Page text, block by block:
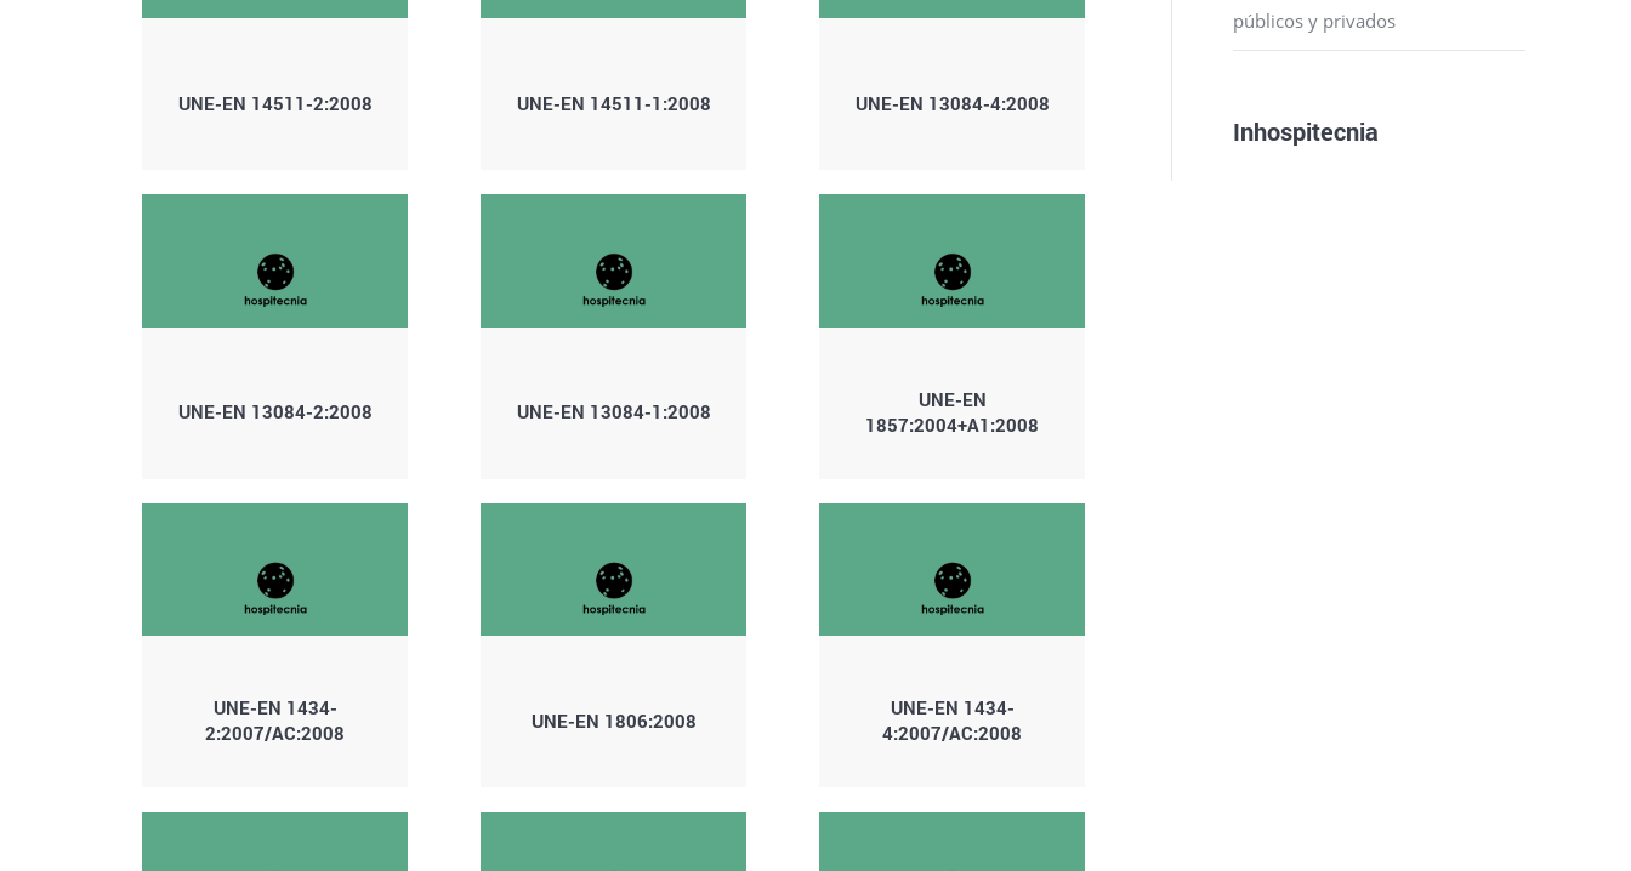
UNE-EN 14511-2:2008 UNE-EN 14511-1:2008 UNE-EN 13084-4:2008
UNE-EN 13084-2:2008 UNE-EN 13084-1:2008
UNE-EN
1857:2004+A1:2008
UNE-EN 1434-
2:2007/AC:2008
UNE-EN 1806:2008
UNE-EN 1434-
4:2007/AC:2008
públicos y privados
Inhospitecnia